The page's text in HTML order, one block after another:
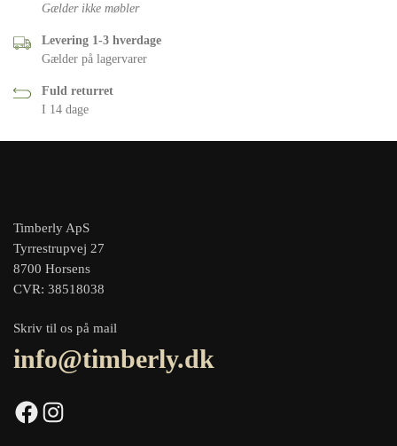
Gælder ikke møbler
Levering 1-3 hverdage
Gælder på lagervarer
Fuld returret
I 14 dage
Timberly ApS
Tyrrestrupvej 27
8700 Horsens
CVR: 38518038
Skriv til os på mail
info@timberly.dk
Facebook Instagram